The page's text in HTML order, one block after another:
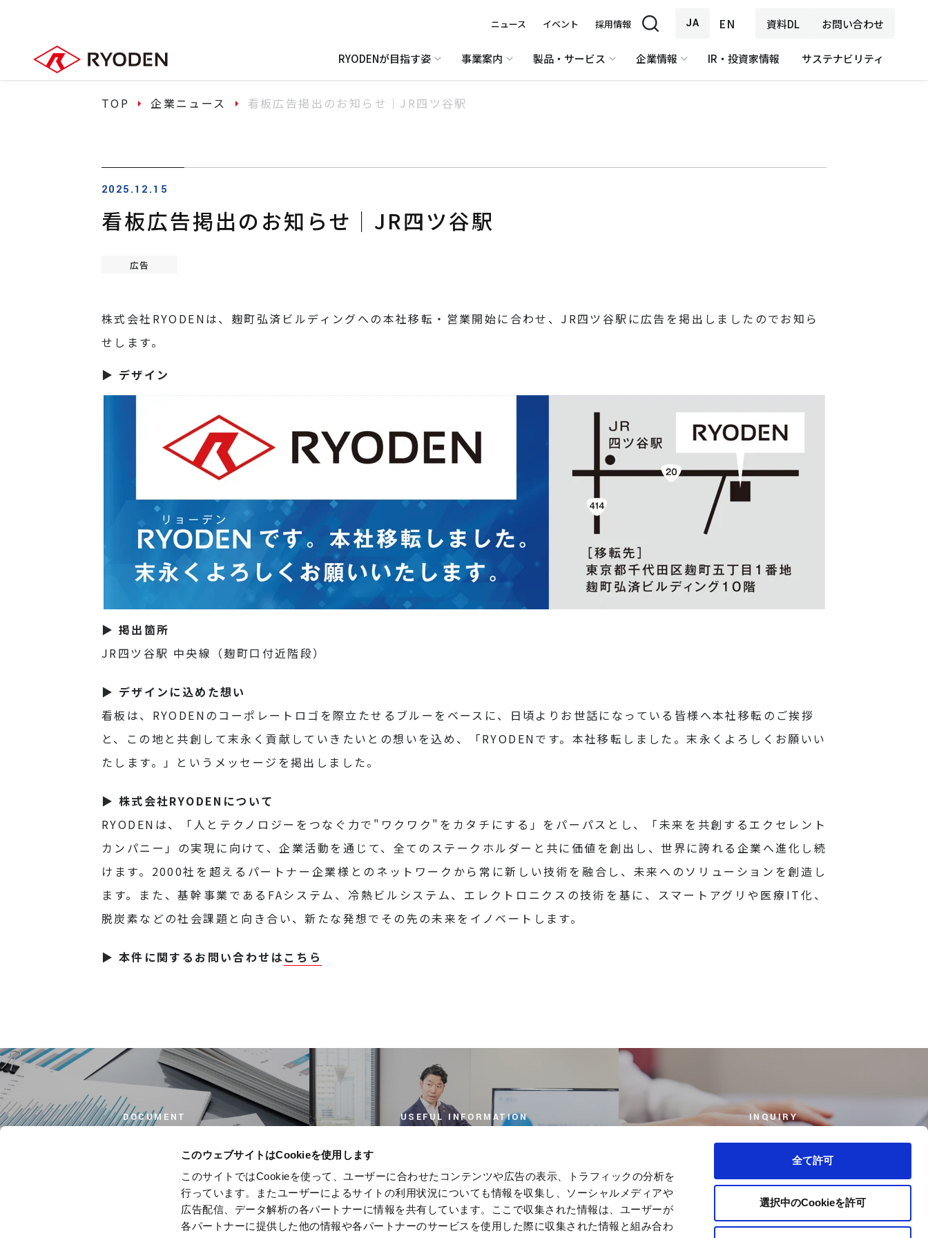
このウェブサイトはCookieを使用します
このサイトではCookieを使って、ユーザーに合わせたコンテンツや広告の表示、トラフィックの分析を
行っています。またユーザーによるサイトの利用状況についても情報を収集し、ソーシャルメディアや
広告配信、データ解析の各パートナーに情報を共有しています。ここで収集された情報は、ユーザーが
各パートナーに提供した他の情報や各パートナーのサービスを使用した際に収集された情報と組み合わ
全て許可
選択中のCookieを許可
ニュース イベント 採用情報 JA EN 資料DL お問い合わせ
RYODENが目指す姿 事業案内 製品・サービス 企業情報 IR・投資家情報 サステナビリティ
TOP 企業ニュース 看板広告掲出のお知らせ｜JR四ツ谷駅
2025.12.15
看板広告掲出のお知らせ｜JR四ツ谷駅
広告
株式会社RYODENは、麹町弘済ビルディングへの本社移転・営業開始に合わせ、JR四ツ谷駅に広告を掲出しましたのでお知ら
せします。
▶ デザイン
▶ 掲出箇所
JR四ツ谷駅 中央線（麹町口付近階段）
▶ デザインに込めた想い
看板は、RYODENのコーポレートロゴを際立たせるブルーをベースに、日頃よりお世話になっている皆様へ本社移転のご挨拶
と、この地と共創して末永く貢献していきたいとの想いを込め、「RYODENです。本社移転しました。末永くよろしくお願いい
たします。」というメッセージを掲出しました。
▶ 株式会社RYODENについて
RYODENは、「人とテクノロジーをつなぐ力で"ワクワク"をカタチにする」をパーパスとし、「未来を共創するエクセレント
カンパニー」の実現に向けて、企業活動を通じて、全てのステークホルダーと共に価値を創出し、世界に誇れる企業へ進化し続
けます。2000社を超えるパートナー企業様とのネットワークから常に新しい技術を融合し、未来へのソリューションを創造し
ます。また、基幹事業であるFAシステム、冷熱ビルシステム、エレクトロニクスの技術を基に、スマートアグリや医療IT化、
脱炭素などの社会課題と向き合い、新たな発想でその先の未来をイノベートします。
▶ 本件に関するお問い合わせは こちら
DOCUMENT USEFUL INFORMATION INQUIRY
お問い合わせ